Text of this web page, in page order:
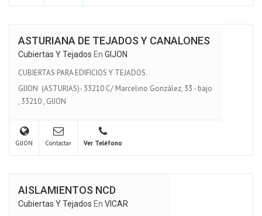
ASTURIANA DE TEJADOS Y CANALONES
Cubiertas Y Tejados En GIJON
CUBIERTAS PARA EDIFICIOS Y TEJADOS.
GIJON (ASTURIAS)- 33210 C/ Marcelino González, 33 - bajo
, 33210, GIJON
GIJON Contactar Ver Teléfono
AISLAMIENTOS NCD
Cubiertas Y Tejados En VICAR